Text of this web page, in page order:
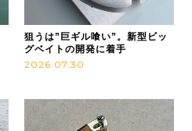
狙うは”巨ギル喰い”。新型ビッ
グベイトの開発に着手
2026.07.30